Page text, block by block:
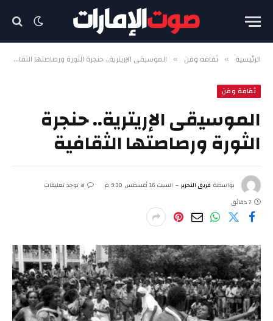
الرئيسية » ثقافة وفن » الموسيقى الإريترية.. حنجرة الثورة ورصاصتها الثقافية
ثقافة وفن
الموسيقى الإريترية.. حنجرة
الثورة ورصاصتها الثقافية
بواسطة فريق التحرير السبت 16 أغسطس 9:30 م
لا توجد تعليقات
7 دقائق